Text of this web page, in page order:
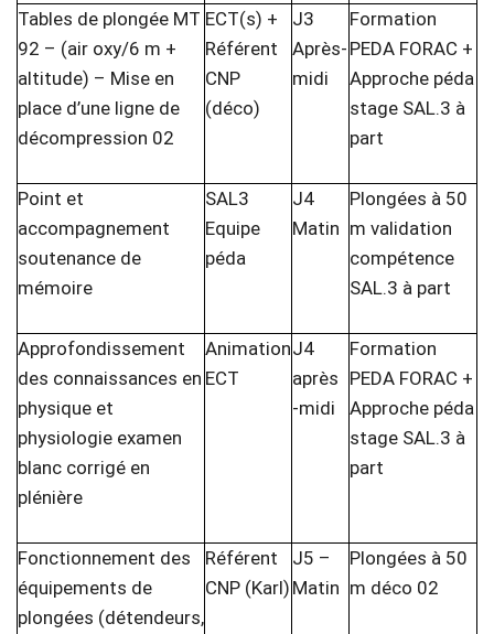
Tables de plongée MT
92 – (air oxy/6 m +
altitude) – Mise en
place d’une ligne de
décompression 02
ECT(s) +
Référent
CNP
(déco)
J3
Après-
midi
Formation
PEDA FORAC +
Approche péda
stage SAL.3 à
part
Point et
accompagnement
soutenance de
mémoire
SAL3
Equipe
péda
J4
Matin
Plongées à 50
m validation
compétence
SAL.3 à part
Approfondissement
des connaissances en
physique et
physiologie examen
blanc corrigé en
plénière
Animation
ECT
J4
après
-midi
Formation
PEDA FORAC +
Approche péda
stage SAL.3 à
part
Fonctionnement des
équipements de
plongées (détendeurs,
Référent
CNP (Karl)
J5 –
Matin
Plongées à 50
m déco 02